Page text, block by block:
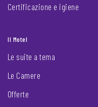
Certificazione e igiene
Il Motel
Le suite a tema
Le Camere
Offerte